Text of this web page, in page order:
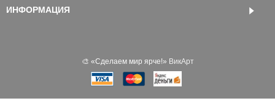
ИНФОРМАЦИЯ
🎨 «‎Сделаем мир ярче!» ВикАрт